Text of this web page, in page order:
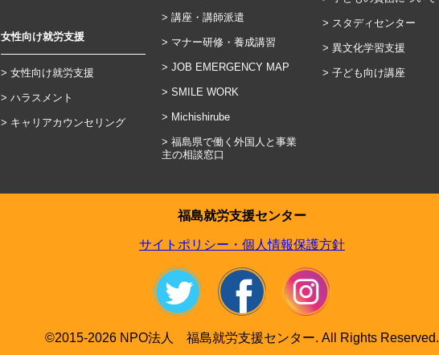
女性向け就労支援
女性向け就労支援
ハラスメント
キャリアカウンセリング
講座・講師派遣
マナー研修・養成講習
JOB EMERGENCY MAP
SMILE WORK
Michishirube
福島県で働く外国人と事業
主の相談窓口
スタディセンター
異文化学習支援
子ども向け講座
福島就労支援センター
サイトポリシー・個人情報保護方針
Twitter facebook
©2015-2026 NPO法人 福島就労支援センター. All Rights Reserved.